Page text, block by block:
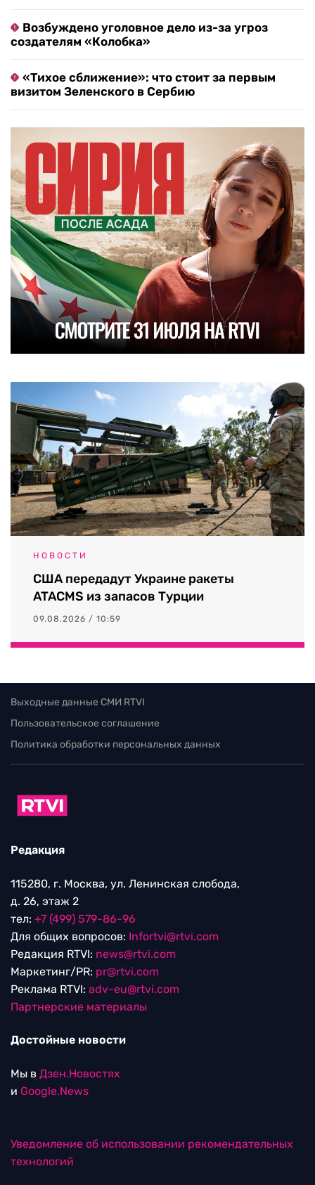
Возбуждено уголовное дело из-за угроз
создателям «Колобка»
«Тихое сближение»: что стоит за первым
визитом Зеленского в Сербию
НОВОСТИ
США передадут Украине ракеты
ATACMS из запасов Турции
09.08.2026 / 10:59
Выходные данные СМИ RTVI
Пользовательское соглашение
Политика обработки персональных данных
Редакция
115280, г. Москва, ул. Ленинская слобода,
д. 26, этаж 2
тел: +7 (499) 579-86-96
Для общих вопросов: Infortvi@rtvi.com
Редакция RTVI: news@rtvi.com
Маркетинг/PR: pr@rtvi.com
Реклама RTVI: adv-eu@rtvi.com
Партнерские материалы
Достойные новости
Мы в Дзен.Новостях
и Google.News
Уведомление об использовании рекомендательных
технологий